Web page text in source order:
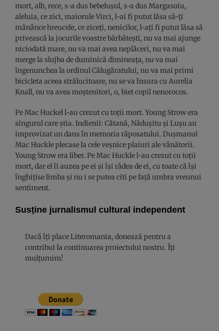
mort, alb, rece, s-a dus bebeluşul, s-a dus Margasoiu,
aleluia, ce zici, maiorule Virci, l-ai fi putut lăsa să-ţi
mănânce hreucele, ce ziceţi, nenicilor, l-aţi fi putut lăsa să
privească la jocurile voastre bărbăteşti, nu va mai ajunge
niciodată mare, nu va mai avea neplăceri, nu va mai
merge la slujba de duminică dimineaţa, nu va mai
îngenunchea la ordinul Călugăratului, nu va mai primi
bicicleta aceea strălucitoare, nu se va însura cu Aurelia
Knall, nu va avea moştenitori, o, biet copil nenorocos.
Pe Mac Huckel l-au crezut cu toţii mort. Young Strow era
singurul care ştia. Indienii: Cătană, Năduşitu şi Luşu au
improvizat un dans în memoria răposatului. Duşmanul
Mac Huckle plecase la cele veşnice plaiuri ale vânătorii.
Young Strow era liber. Pe Mac Huckle l-au crezut cu toţii
mort, dar el îi auzea pe ei şi îşi râdea de ei, cu toate că îşi
înghiţise limba şi nu i se putea citi pe faţă umbra vreunui
sentiment.
Susține jurnalismul cultural independent
Dacă îți place Literomania, donează pentru a
contribui la continuarea proiectului nostru. Îți
mulțumim!